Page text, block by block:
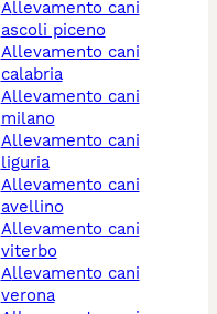
allevamento cani
ascoli piceno
allevamento cani
calabria
allevamento cani
milano
allevamento cani
liguria
allevamento cani
avellino
allevamento cani
viterbo
allevamento cani
verona